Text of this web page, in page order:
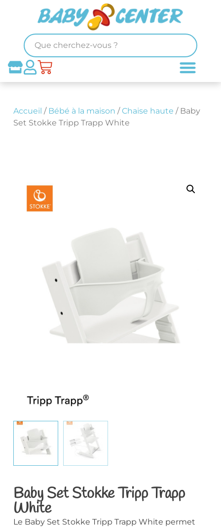
Accueil / Bébé à la maison /Chaise haute / Baby
Set Stokke Tripp Trapp White
Baby Set Stokke Tripp Trapp
White
Le Baby Set Stokke Tripp Trapp White permet